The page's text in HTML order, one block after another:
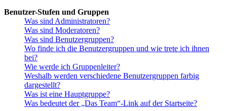
Benutzer-Stufen und Gruppen
Was sind Administratoren?
Was sind Moderatoren?
Was sind Benutzergruppen?
Wo finde ich die Benutzergruppen und wie trete ich ihnen
bei?
Wie werde ich Gruppenleiter?
Weshalb werden verschiedene Benutzergruppen farbig
dargestellt?
Was ist eine Hauptgruppe?
Was bedeutet der „Das Team“-Link auf der Startseite?